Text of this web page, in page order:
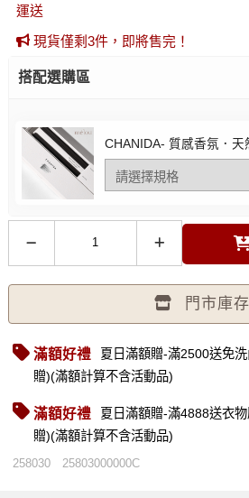
運送
現貨僅剩3件，即將售完！
搭配選購區
CHANIDA- 質感香氛．天
門市庫存
滿額好禮
夏日滿額贈-滿2500送免
贈)(滿額計算不含活動品)
滿額好禮
夏日滿額贈-滿4888送衣
贈)(滿額計算不含活動品)
258030 25803000000C